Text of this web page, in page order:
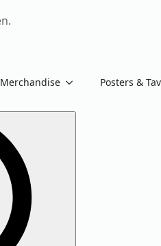
Merchandise Posters &
Search